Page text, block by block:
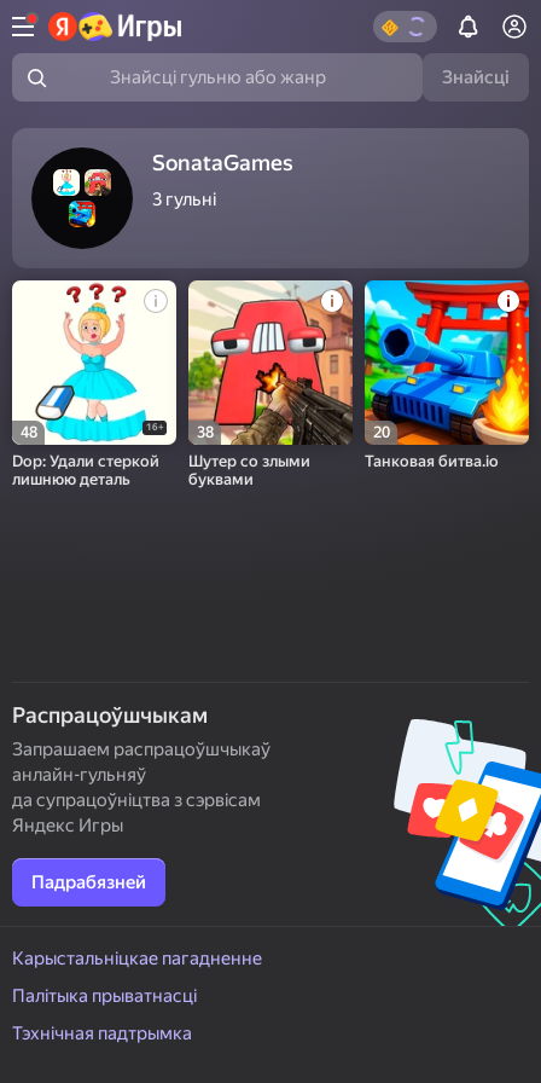
Знайсці гульню або жанр Знайсці
SonataGames
3 гульні
48 16+
Dop: Удали стеркой
лишнюю деталь
38
Шутер со злыми
буквами
20
Танковая битва.io
Распрацоўшчыкам
Запрашаем распрацоўшчыкаў
анлайн-гульняў
да супрацоўніцтва з сэрвісам
Яндекс Игры
Падрабязней
Карыстальніцкае пагадненне
Палітыка прыватнасці
Тэхнічная падтрымка